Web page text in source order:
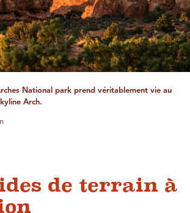
National park prend véritablement vie au
Arch.
de terrain à